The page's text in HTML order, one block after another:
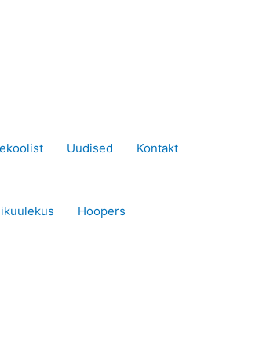
Uudised Kontakt
Hoopers